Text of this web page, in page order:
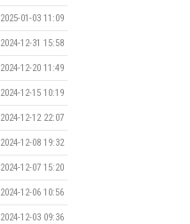
2025-01-03 11:09
2024-12-31 15:58
2024-12-20 11:49
2024-12-15 10:19
2024-12-12 22:07
2024-12-08 19:32
2024-12-07 15:20
2024-12-06 10:56
2024-12-03 09:36